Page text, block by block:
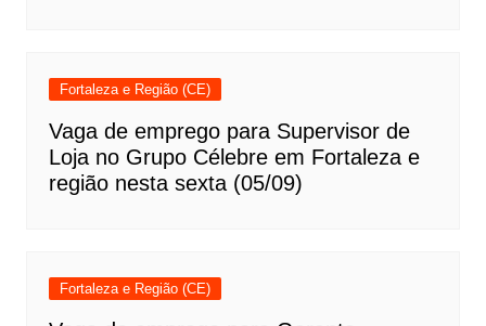
Fortaleza e Região (CE)
Vaga de emprego para Supervisor de
Loja no Grupo Célebre em Fortaleza e
região nesta sexta (05/09)
Fortaleza e Região (CE)